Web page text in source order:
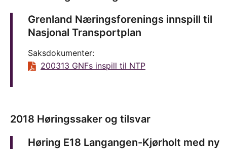
Grenland Næringsforenings innspill til
Nasjonal Transportplan
Saksdokumenter:
200313 GNFs inspill til NTP
2018 Høringssaker og tilsvar
Høring E18 Langangen-Kjørholt med ny